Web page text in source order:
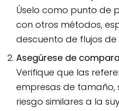
Úselo como punto de
con otros métodos,
descuento de flujos de
Asegúrese de
Verifique que las
empresas de tamaño,
riesgo similares a la